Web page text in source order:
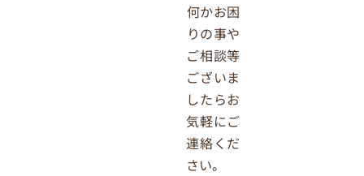
何かお困
りの事や
ご相談等
ございま
したらお
気軽にご
連絡くだ
さい。